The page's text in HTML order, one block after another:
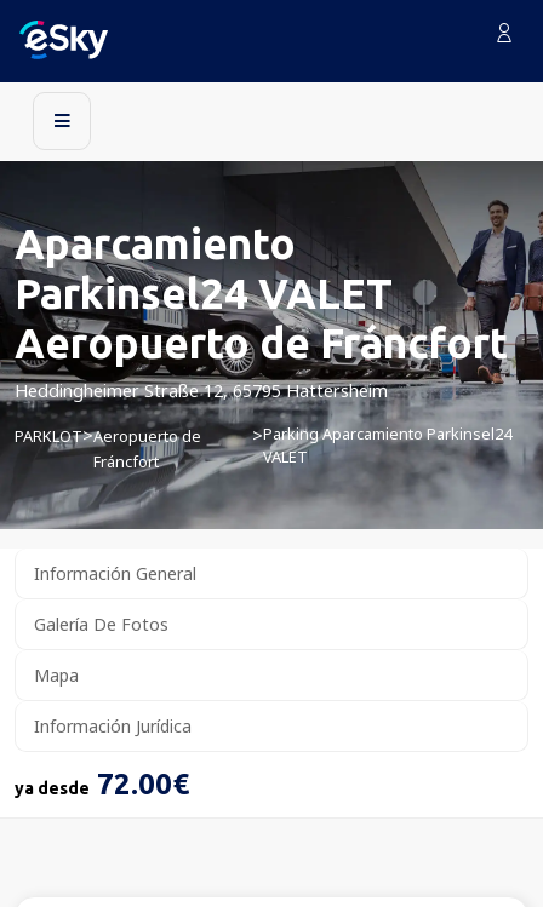
Aparcamiento
Parkinsel24 VALET
Aeropuerto de Fráncfort
Heddingheimer Straße 12, 65795 Hattersheim
PARKLOT>Aeropuerto de
Fráncfort
>Parking Aparcamiento Parkinsel24
VALET
Información General
Galería De Fotos
Mapa
Información Jurídica
ya desde 72.00€